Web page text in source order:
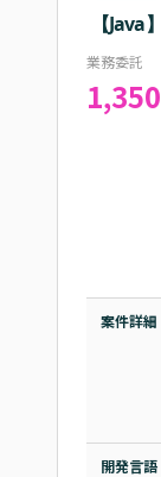
【
業務委託
案件詳細
開発言語